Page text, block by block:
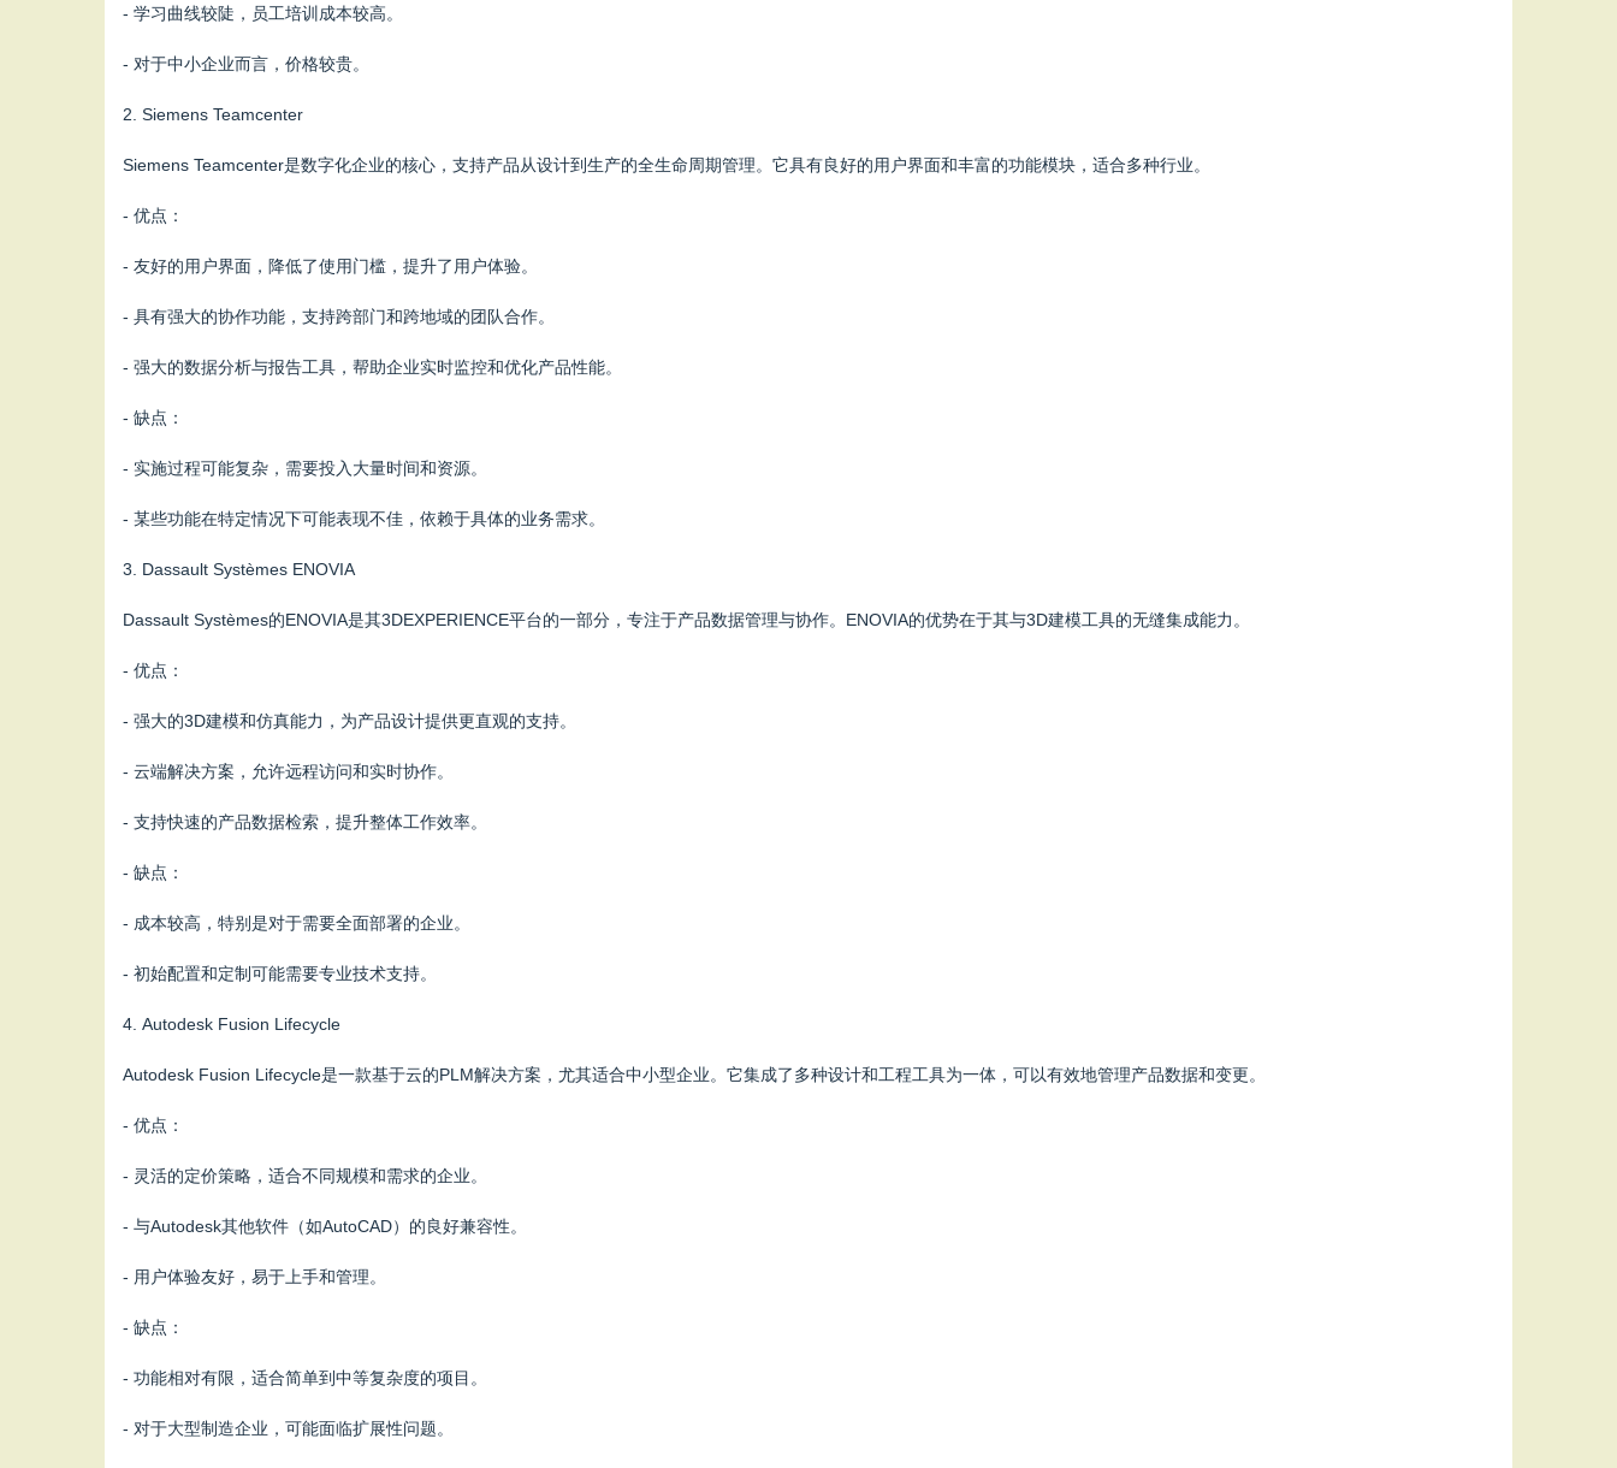
- 学习曲线较陡，员工培训成本较高。
- 对于中小企业而言，价格较贵。
2. Siemens Teamcenter
Siemens Teamcenter是数字化企业的核心，支持产品从设计到生产的全生命周期管理。它具有良好的用户界面和丰富的功能模块，适合多种行业。
- 优点：
- 友好的用户界面，降低了使用门槛，提升了用户体验。
- 具有强大的协作功能，支持跨部门和跨地域的团队合作。
- 强大的数据分析与报告工具，帮助企业实时监控和优化产品性能。
- 缺点：
- 实施过程可能复杂，需要投入大量时间和资源。
- 某些功能在特定情况下可能表现不佳，依赖于具体的业务需求。
3. Dassault Systèmes ENOVIA
Dassault Systèmes的ENOVIA是其3DEXPERIENCE平台的一部分，专注于产品数据管理与协作。ENOVIA的优势在于其与3D建模工具的无缝集成能力。
- 优点：
- 强大的3D建模和仿真能力，为产品设计提供更直观的支持。
- 云端解决方案，允许远程访问和实时协作。
- 支持快速的产品数据检索，提升整体工作效率。
- 缺点：
- 成本较高，特别是对于需要全面部署的企业。
- 初始配置和定制可能需要专业技术支持。
4. Autodesk Fusion Lifecycle
Autodesk Fusion Lifecycle是一款基于云的PLM解决方案，尤其适合中小型企业。它集成了多种设计和工程工具为一体，可以有效地管理产品数据和变更。
- 优点：
- 灵活的定价策略，适合不同规模和需求的企业。
- 与Autodesk其他软件（如AutoCAD）的良好兼容性。
- 用户体验友好，易于上手和管理。
- 缺点：
- 功能相对有限，适合简单到中等复杂度的项目。
- 对于大型制造企业，可能面临扩展性问题。